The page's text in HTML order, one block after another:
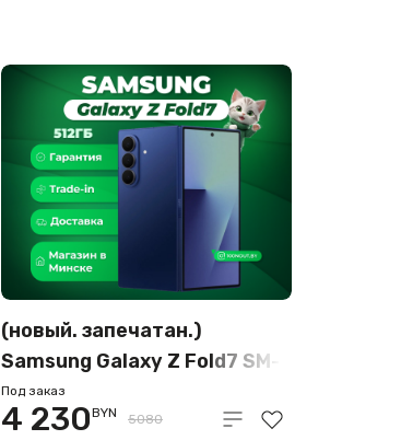
(новый. запечатан.)
Samsung Galaxy Z Fold7 SM-
F966B/DS 12GB/512GB
(синий)
Под заказ
4 230BYN 5080